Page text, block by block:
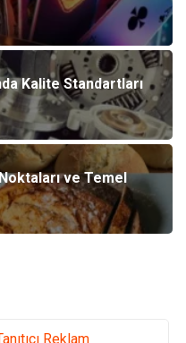
Kalite Standartları
ve Temel
Reklam